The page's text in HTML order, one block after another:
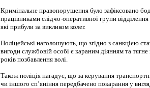
Кримінальне правопорушення було зафіксовано
працівниками слідчо-оперативної групи
які прибули за викликом колег.
Поліцейські наголошують, що згідно з санкцією
вигоди службовій особі є караним діянням та
років позбавлення волі.
Також поліція нагадує, що за керування
чи іншого сп’яніння передбачено покарання у